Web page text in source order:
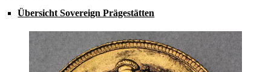
Übersicht Sovereign Prägestätten